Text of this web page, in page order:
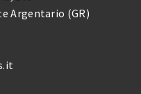
Argentario (GR)